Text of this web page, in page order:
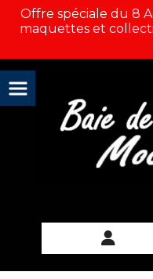
Offre spéciale du 8
maquettes et
Panneau de gestion des